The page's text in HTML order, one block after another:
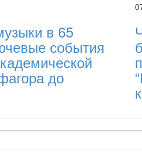
в 65
события
до